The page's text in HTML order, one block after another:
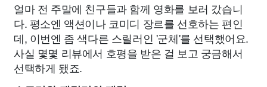
얼마 전 주말에 친구들과 함께 영화를 보러 갔습니
다. 평소엔 액션이나 코미디 장르를 선호하는 편인
데, 이번엔 좀 색다른 스릴러인 '군체'를 선택했어요.
사실 몇몇 리뷰에서 호평을 받은 걸 보고 궁금해서
선택하게 됐죠.